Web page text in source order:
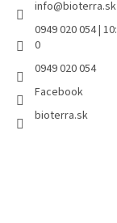
info@bioterra.sk
0949 020 054 |
0
0949 020 054
Facebook
bioterra.sk